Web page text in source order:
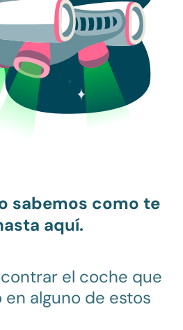
sabemos como te
aquí.
el coche que
alguno de estos